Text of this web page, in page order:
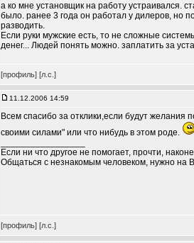
а ко мне установщик на работу устраивался.
было. ранее 3 года он работал у дилеров, но
разводить.
Если руки мужские есть, то не сложные
денег... Людей понять можно. заплатить за
[профиль] [л.с.]
11.12.2006 14:59
Всем спасибо за отклики,если будут желания
своими силами" или что нибудь в этом роде.
Если ни что другое не помогает, прочти,
Общаться с незнакомым человеком, нужно на
[профиль] [л.с.]